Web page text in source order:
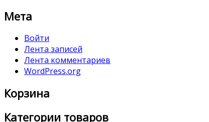
Мета
Войти
Лента записей
Лента комментариев
WordPress.org
Корзина
Категории товаров